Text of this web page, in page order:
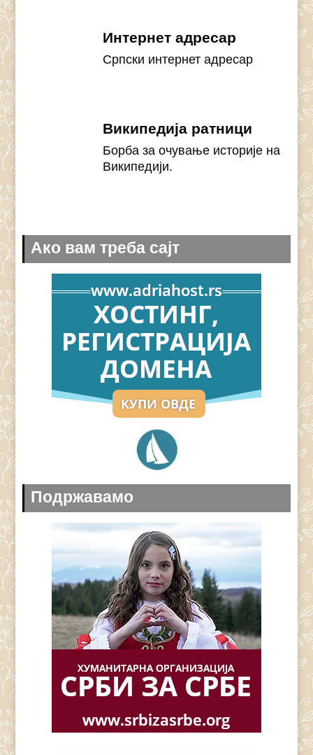
Интернет адресар
Српски интернет адресар
Википедија ратници
Борба за очување историје на
Википедији.
Ако вам треба сајт
Подржавамо